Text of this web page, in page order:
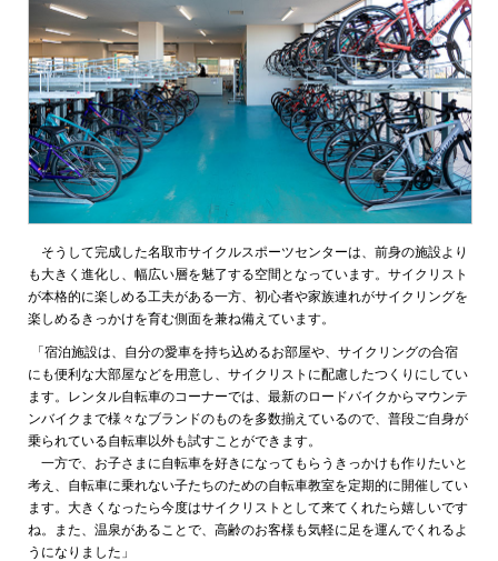
そうして完成した名取市サイクルスポーツセンターは、前身の施設より
も大きく進化し、幅広い層を魅了する空間となっています。サイクリスト
が本格的に楽しめる工夫がある一方、初心者や家族連れがサイクリングを
楽しめるきっかけを育む側面を兼ね備えています。
「宿泊施設は、自分の愛車を持ち込めるお部屋や、サイクリングの合宿
にも便利な大部屋などを用意し、サイクリストに配慮したつくりにしてい
ます。レンタル自転車のコーナーでは、最新のロードバイクからマウンテ
ンバイクまで様々なブランドのものを多数揃えているので、普段ご自身が
乗られている自転車以外も試すことができます。
一方で、お子さまに自転車を好きになってもらうきっかけも作りたいと
考え、自転車に乗れない子たちのための自転車教室を定期的に開催してい
ます。大きくなったら今度はサイクリストとして来てくれたら嬉しいです
ね。また、温泉があることで、高齢のお客様も気軽に足を運んでくれるよ
うになりました」